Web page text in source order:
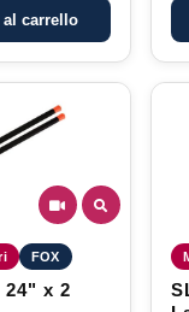
carrello
FOX
24" x 2